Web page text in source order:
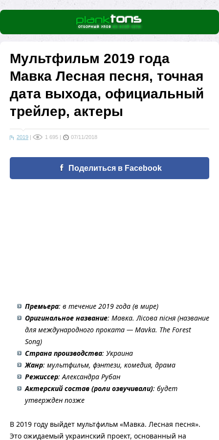
Мультфильм 2019 года
Мавка Лесная песня, точная
дата выхода, официальный
трейлер, актеры
2019 | 1 695 | 07/11/2018
Поделиться в Facebook
Премьера: в течение 2019 года (в мире)
Оригинальное название: Мавка. Лісова пісня (название
для международного проката — Mavka. The Forest
Song)
Страна производства: Украина
Жанр: мультфильм, фэнтези, комедия, драма
Режиссер: Александра Рубан
Актерский состав (роли озвучивали): будет
утвержден позже
В 2019 году выйдет мультфильм «Мавка. Лесная песня».
Это ожидаемый украинский проект, основанный на